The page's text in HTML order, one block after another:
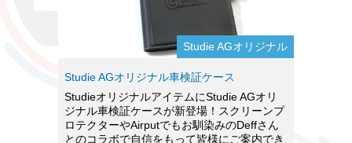
Studie AGオリジナル
Studie AGオリジナル車検証ケース
StudieオリジナルアイテムにStudie AGオリ
ジナル車検証ケースが新登場！スクリーンプ
ロテクターやAirputでもお馴染みのDeffさん
とのコラボで自信をもって皆様にご案内でき